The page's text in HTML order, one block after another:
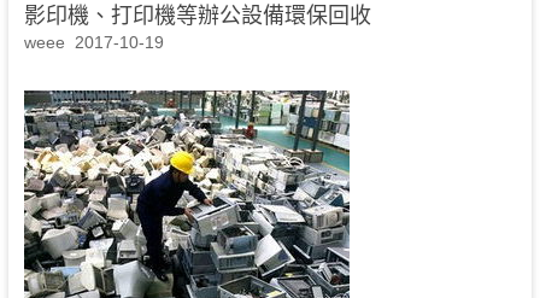
影印機、打印機等辦公設備環保回收
weee 2017-10-19